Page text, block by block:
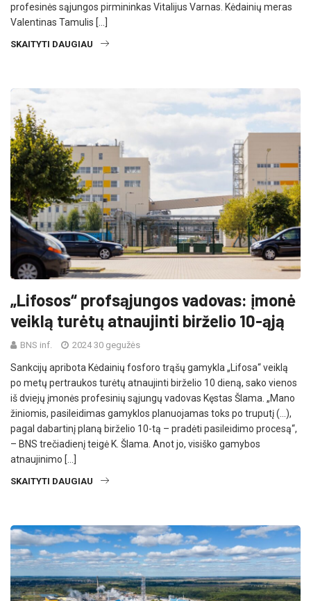
profesinės sąjungos pirmininkas Vitalijus Varnas. Kėdainių meras
Valentinas Tamulis […]
SKAITYTI DAUGIAU
„Lifosos“ profsąjungos vadovas: įmonė
veiklą turėtų atnaujinti birželio 10-ąją
BNS inf. 2024 30 gegužės
Sankcijų apribota Kėdainių fosforo trąšų gamykla „Lifosa“ veiklą
po metų pertraukos turėtų atnaujinti birželio 10 dieną, sako vienos
iš dviejų įmonės profesinių sąjungų vadovas Kęstas Šlama. „Mano
žiniomis, pasileidimas gamyklos planuojamas toks po truputį (…),
pagal dabartinį planą birželio 10-tą – pradėti pasileidimo procesą“,
– BNS trečiadienį teigė K. Šlama. Anot jo, visiško gamybos
atnaujinimo […]
SKAITYTI DAUGIAU